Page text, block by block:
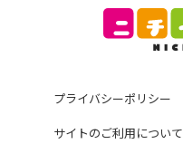
プライバシーポリシー
サイトのご利用について